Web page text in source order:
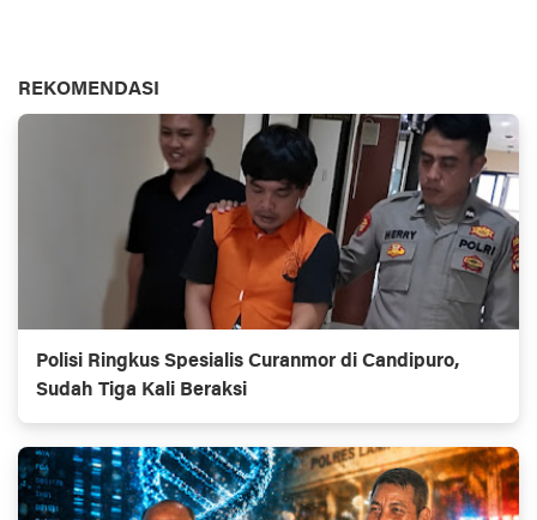
REKOMENDASI
Polisi Ringkus Spesialis Curanmor di Candipuro,
Sudah Tiga Kali Beraksi